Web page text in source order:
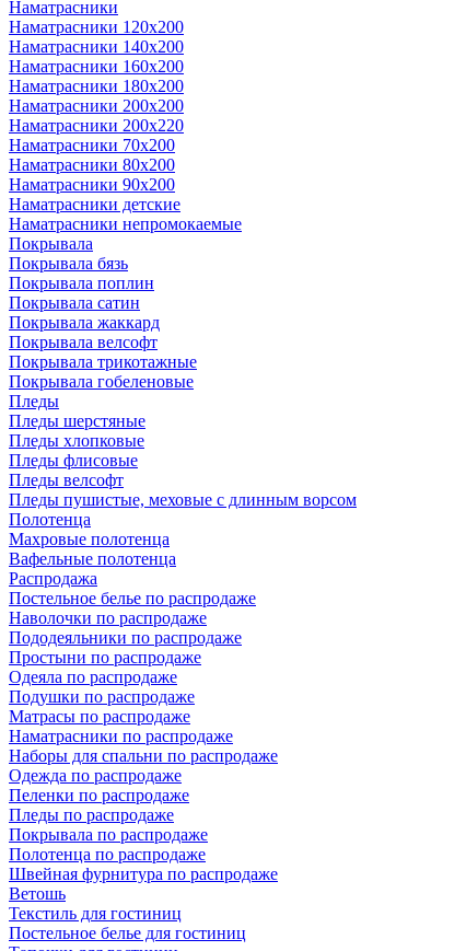
Наматрасники
Наматрасники 120х200
Наматрасники 140х200
Наматрасники 160х200
Наматрасники 180х200
Наматрасники 200х200
Наматрасники 200х220
Наматрасники 70х200
Наматрасники 80х200
Наматрасники 90х200
Наматрасники детские
Наматрасники непромокаемые
Покрывала
Покрывала бязь
Покрывала поплин
Покрывала сатин
Покрывала жаккард
Покрывала велсофт
Покрывала трикотажные
Покрывала гобеленовые
Пледы
Пледы шерстяные
Пледы хлопковые
Пледы флисовые
Пледы велсофт
Пледы пушистые, меховые с длинным ворсом
Полотенца
Махровые полотенца
Вафельные полотенца
Распродажа
Постельное белье по распродаже
Наволочки по распродаже
Пододеяльники по распродаже
Простыни по распродаже
Одеяла по распродаже
Подушки по распродаже
Матрасы по распродаже
Наматрасники по распродаже
Наборы для спальни по распродаже
Одежда по распродаже
Пеленки по распродаже
Пледы по распродаже
Покрывала по распродаже
Полотенца по распродаже
Швейная фурнитура по распродаже
Ветошь
Текстиль для гостиниц
Постельное белье для гостиниц